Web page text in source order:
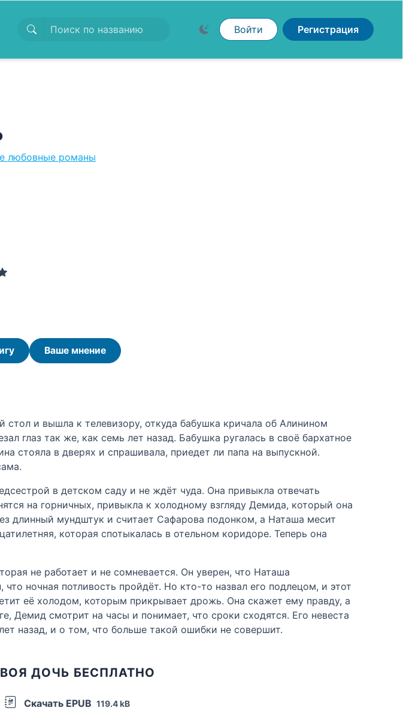
Войти Регистрация
любовные романы
Ваше мнение
и вышла к телевизору, откуда бабушка кричала об Алинином
глаз так же, как семь лет назад. Бабушка ругалась в своё бархатное
стояла в дверях и спрашивала, приедет ли папа на выпускной.
в детском саду и не ждёт чуда. Она привыкла отвечать
на горничных, привыкла к холодному взгляду Демида, который она
длинный мундштук и считает Сафарова подонком, а Наташа месит
которая спотыкалась в отельном коридоре. Теперь она
не работает и не сомневается. Он уверен, что Наташа
ночная потливость пройдёт. Но кто-то назвал его подлецом, и этот
её холодом, которым прикрывает дрожь. Она скажет ему правду, а
Демид смотрит на часы и понимает, что сроки сходятся. Его невеста
назад, и о том, что больше такой ошибки не совершит.
ДОЧЬ БЕСПЛАТНО
Скачать EPUB 119.4 kB